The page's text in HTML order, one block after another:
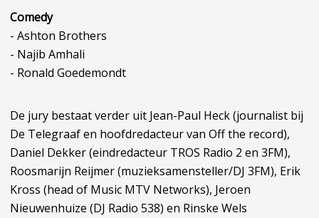
Comedy
- Ashton Brothers
- Najib Amhali
- Ronald Goedemondt
De jury bestaat verder uit Jean-Paul Heck (journalist bij
De Telegraaf en hoofdredacteur van Off the record),
Daniel Dekker (eindredacteur TROS Radio 2 en 3FM),
Roosmarijn Reijmer (muzieksamensteller/DJ 3FM), Erik
Kross (head of Music MTV Networks), Jeroen
Nieuwenhuize (DJ Radio 538) en Rinske Wels